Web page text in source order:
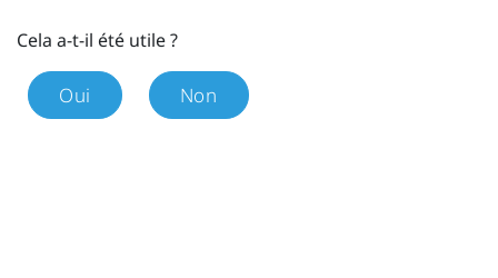
Cela a-t-il été utile ?
Oui Non